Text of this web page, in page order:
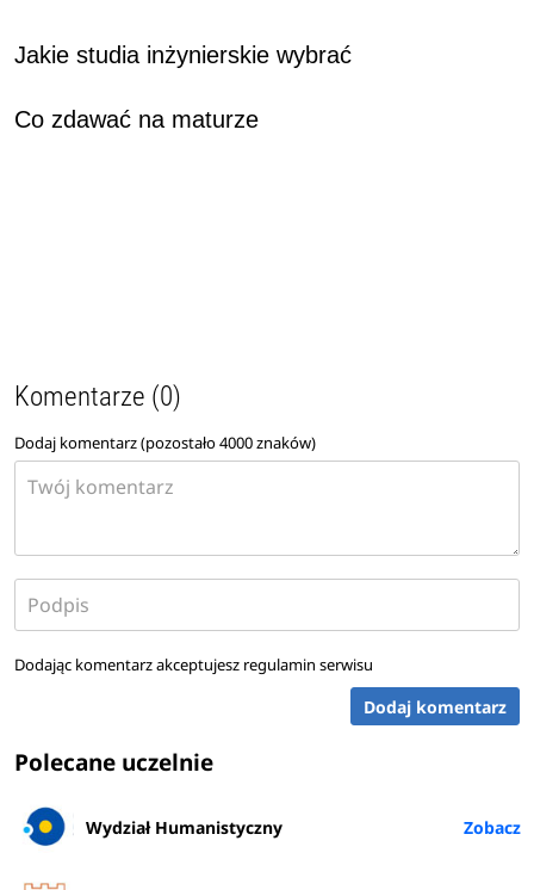
Jakie studia inżynierskie wybrać
Co zdawać na maturze
Komentarze (0)
Dodaj komentarz (pozostało4000znaków)
Dodając komentarz akceptujesz regulamin serwisu
Dodaj komentarz
Polecane uczelnie
Wydział Humanistyczny